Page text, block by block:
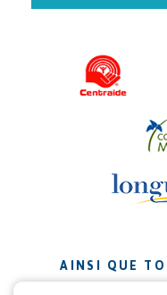
AINSI QUE
ORGANISMES